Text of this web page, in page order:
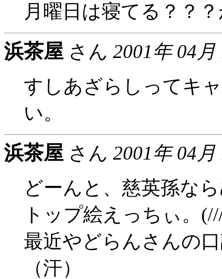
月曜日は寝てる？？
浜茶屋 さん 2001年 04
すしあざらしってキ
い。
浜茶屋 さん 2001年 04
どーんと、慈英孫な
トップ絵えっちぃ。
最近やどらんさんの
（汗）